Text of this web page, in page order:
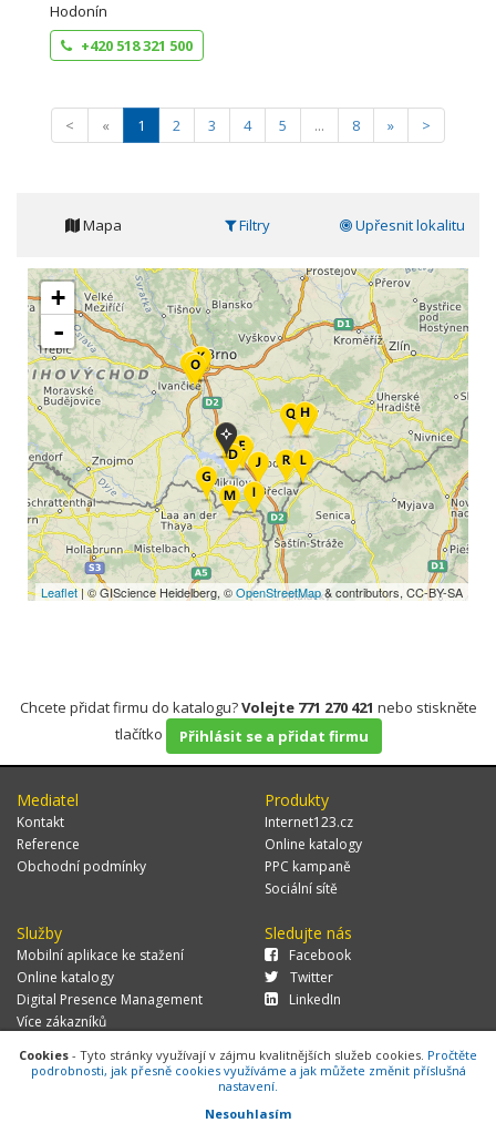
Hodonín
+420 518 321 500
< « 1 2 3 4 5 ... 8 » >
Mapa Filtry Upřesnit lokalitu
+
-
Leaflet| © GIScience Heidelberg, ©OpenStreetMap& contributors, CC-BY-SA
Chcete přidat firmu do katalogu?Volejte 771 270 421 nebo stiskněte
tlačítko
Přihlásit se a přidat firmu
Mediatel
Kontakt
Reference
Obchodní podmínky
Produkty
Internet123.cz
Online katalogy
PPC kampaně
Sociální sítě
Služby
Mobilní aplikace ke stažení
Online katalogy
Digital Presence Management
Více zákazníků
Sledujte nás
Facebook
Twitter
LinkedIn
Za Potokem 46/4, 106 00 Praha 10, tel.:
+420 771 270 421, verze 1.29.0.143,
Cookies - Tyto stránky využívají v zájmu kvalitnějších služeb cookies. Pročtěte
podrobnosti, jak přesně cookies využíváme a jak můžete změnit příslušná
nastavení.
Nesouhlasím